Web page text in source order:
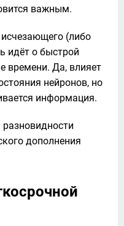
важным.
(либо
идёт о быстрой
времени. Да, влияет
нейронов, но
информация.
разновидности
дополнения